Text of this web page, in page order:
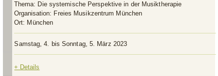
Thema: Die systemische Perspektive in der Musiktherapie
Organisation: Freies Musikzentrum München
Ort: München
Samstag, 4. bis Sonntag, 5. März 2023
+ Details